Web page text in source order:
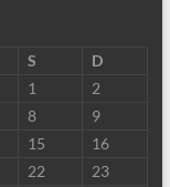
S
D
1
2
8
9
15
16
22
23